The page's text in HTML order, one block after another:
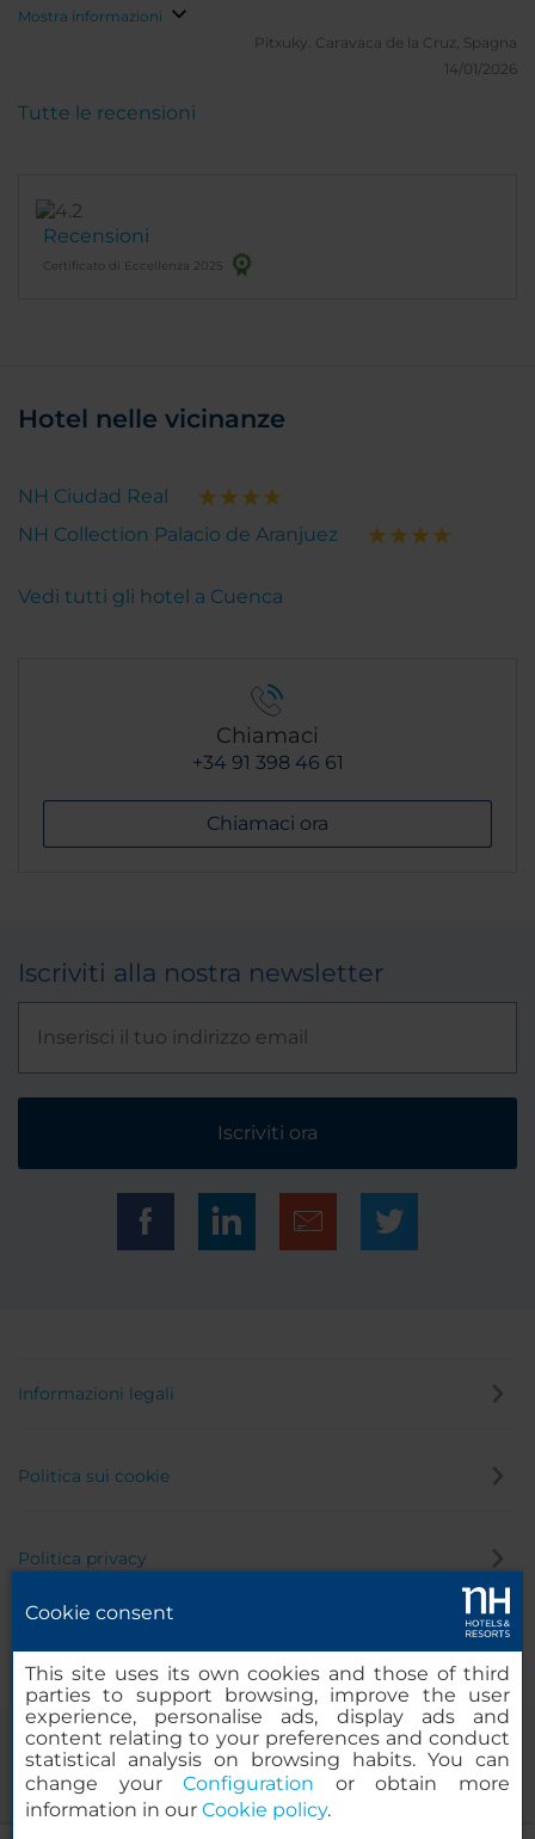
andando estas en el centro de Cuenca.
Mostra informazioni
Pitxuky. Caravaca de la Cruz, Spagna
14/01/2026
Recensioni
Certificato di Eccellenza 2025
Tutte le recensioni
Hotel nelle vicinanze
NH Ciudad Real
NH Collection Palacio de Aranjuez
Vedi tutti gli hotel a Cuenca
Chiamaci
+34 91 398 46 61
Chiamaci ora
Iscriviti alla nostra newsletter
Iscriviti ora
Informazioni legali
Politica sui cookie
Politica privacy
Cookie consent
This site uses its own cookies and those of third
parties to support browsing, improve the user
experience, personalise ads, display ads and
content relating to your preferences and conduct
statistical analysis on browsing habits. You can
change yourConfiguration or obtain more
information in our Cookie policy.